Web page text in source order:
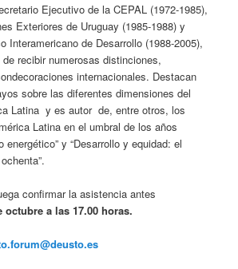
Ejecutivo de la CEPAL (1972-1985),
Exteriores de Uruguay (1985-1988) y
Interamericano de Desarrollo (1988-2005),
recibir numerosas distinciones,
internacionales. Destacan
sobre las diferentes dimensiones del
Latina y es autor de, entre otros, los
Latina en el umbral de los años
energético” y “Desarrollo y equidad: el
confirmar la asistencia antes
octubre a las 17.00 horas.